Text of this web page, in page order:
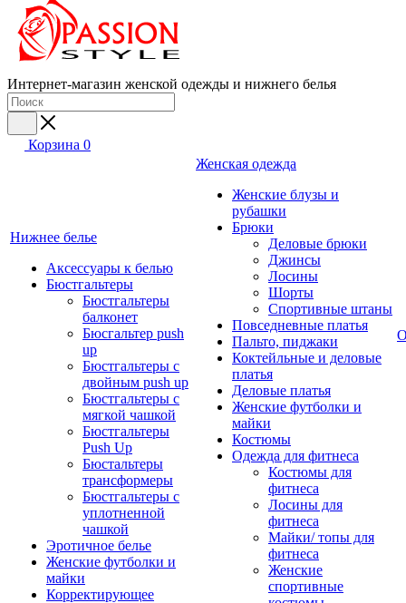
Интернет-магазин женской одежды и нижнего белья
Корзина 0
Нижнее белье
Аксессуары к белью
Бюстгальтеры
Бюстгальтеры
балконет
Бюсгальтер push
up
Бюстгальтеры с
двойным push up
Бюстгальтеры с
мягкой чашкой
Бюстгальтеры
Push Up
Бюстальтеры
трансформеры
Бюстгальтеры с
уплотненной
чашкой
Эротичное белье
Женские футболки и
майки
Корректирующее
Женская одежда
Женские блузы и
рубашки
Брюки
Деловые брюки
Джинсы
Лосины
Шорты
Спортивные штаны
Повседневные платья
Пальто, пиджаки
Коктейльные и деловые
платья
Деловые платья
Женские футболки и
майки
Костюмы
Одежда для фитнеса
Костюмы для
фитнеса
Лосины для
фитнеса
Майки/ топы для
фитнеса
Женские
спортивные